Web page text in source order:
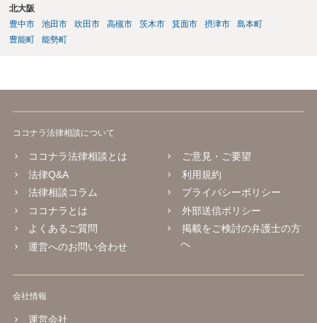
北大阪
豊中市
池田市 吹田市 高槻市 茨木市 箕面市 摂津市
島本町
豊能町
能勢町
ココナラ法律相談について
ココナラ法律相談とは
法律Q&A
法律相談コラム
ココナラとは
よくあるご質問
運営へのお問い合わせ
ご意見・ご要望
利用規約
プライバシーポリシー
外部送信ポリシー
掲載をご検討の弁護士の方
へ
会社情報
運営会社